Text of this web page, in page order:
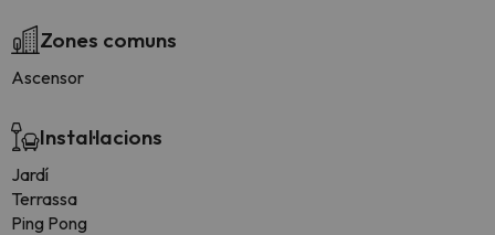
Zones comuns
Ascensor
Instal·lacions
Jardí
Terrassa
Ping Pong